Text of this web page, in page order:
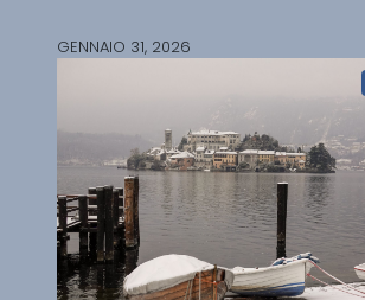
GENNAIO 31, 2026